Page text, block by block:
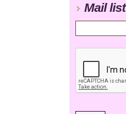
Mail list